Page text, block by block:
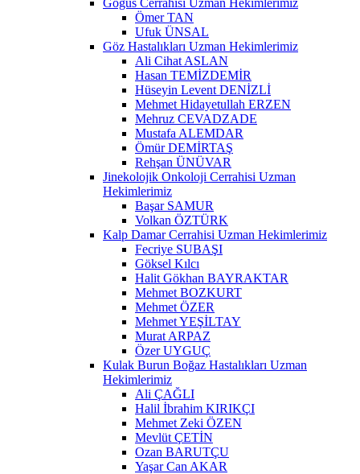
Ömer TAN
Ufuk ÜNSAL
Göz Hastalıkları Uzman Hekimlerimiz
Ali Cihat ASLAN
Hasan TEMİZDEMİR
Hüseyin Levent DENİZLİ
Mehmet Hidayetullah ERZEN
Mehruz CEVADZADE
Mustafa ALEMDAR
Ömür DEMİRTAŞ
Rehşan ÜNÜVAR
Jinekolojik Onkoloji Cerrahisi Uzman
Hekimlerimiz
Başar SAMUR
Volkan ÖZTÜRK
Kalp Damar Cerrahisi Uzman Hekimlerimiz
Fecriye SUBAŞI
Göksel Kılcı
Halit Gökhan BAYRAKTAR
Mehmet BOZKURT
Mehmet ÖZER
Mehmet YEŞİLTAY
Murat ARPAZ
Özer UYGUÇ
Kulak Burun Boğaz Hastalıkları Uzman
Hekimlerimiz
Ali ÇAĞLI
Halil İbrahim KIRIKÇI
Mehmet Zeki ÖZEN
Mevlüt ÇETİN
Ozan BARUTÇU
Yaşar Can AKAR